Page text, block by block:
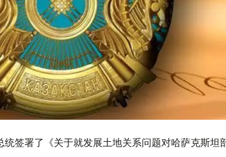
统签署了《关于就发展土地关系​问题对哈萨克斯坦